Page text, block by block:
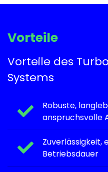
Vorteile
Vorteile des
Systems
Robuste,
anspruchsvolle
Zuverlässigkeit,
Betriebsdauer